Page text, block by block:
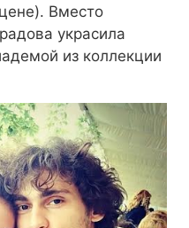
Вместо
украсила
из коллекции